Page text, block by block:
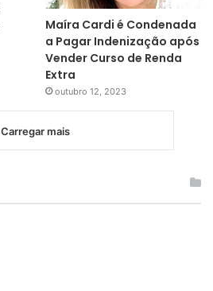
Maíra Cardi é Condenada
a Pagar Indenização após
Vender Curso de Renda
Extra
outubro 12, 2023
Carregar mais